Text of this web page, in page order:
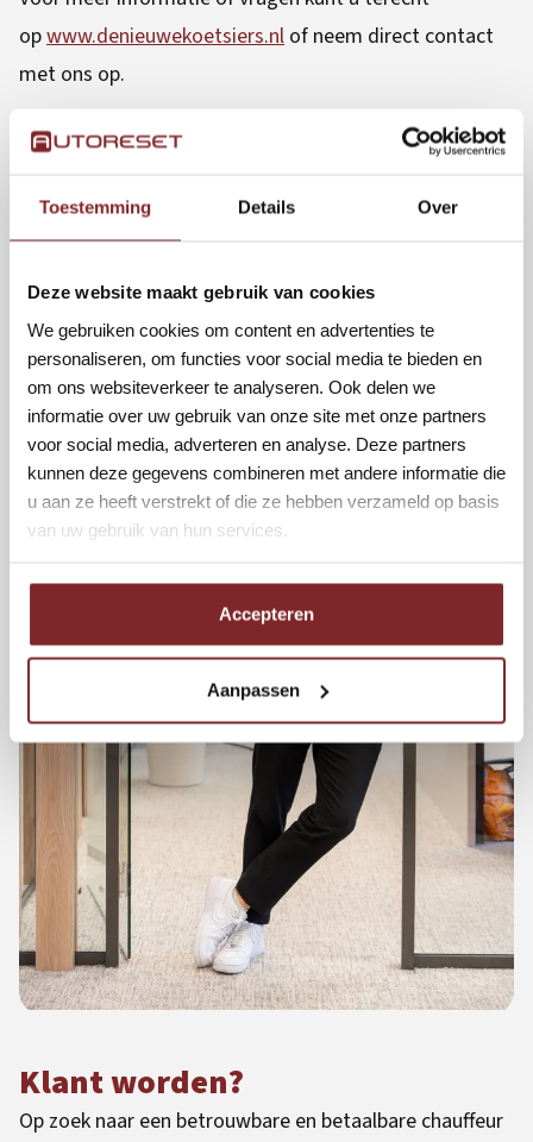
Toestemming Details Over
Deze website maakt gebruik van cookies
We gebruiken cookies om content en advertenties te
personaliseren, om functies voor social media te bieden en
om ons websiteverkeer te analyseren. Ook delen we
informatie over uw gebruik van onze site met onze partners
voor social media, adverteren en analyse. Deze partners
kunnen deze gegevens combineren met andere informatie die
u aan ze heeft verstrekt of die ze hebben verzameld op basis
van uw gebruik van hun services.
Accepteren
Aanpassen
opwww.denieuwekoetsiers.nl of neem direct contact
met ons op.
De Nieuwe Koetsiers
Klant worden?
Op zoek naar een betrouwbare en betaalbare chauffeur